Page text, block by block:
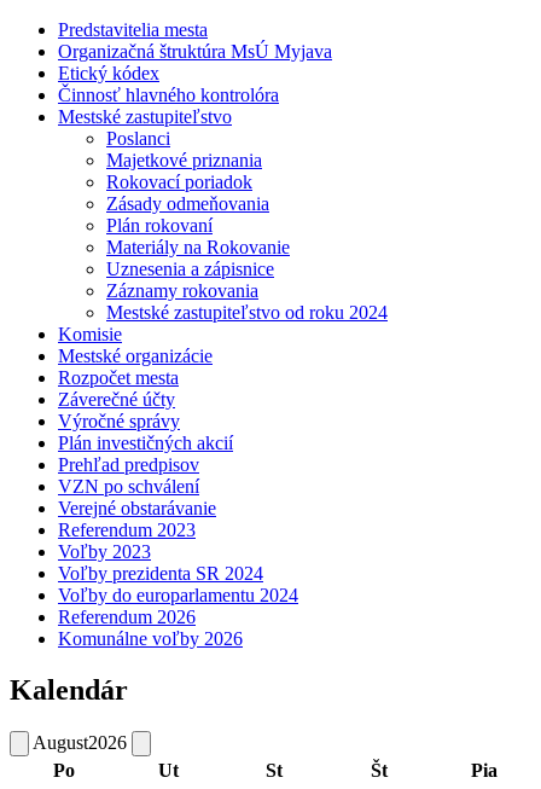
Predstavitelia mesta
Organizačná štruktúra MsÚ Myjava
Etický kódex
Činnosť hlavného kontrolóra
Mestské zastupiteľstvo
Poslanci
Majetkové priznania
Rokovací poriadok
Zásady odmeňovania
Plán rokovaní
Materiály na Rokovanie
Uznesenia a zápisnice
Záznamy rokovania
Mestské zastupiteľstvo od roku 2024
Komisie
Mestské organizácie
Rozpočet mesta
Záverečné účty
Výročné správy
Plán investičných akcií
Prehľad predpisov
VZN po schválení
Verejné obstarávanie
Referendum 2023
Voľby 2023
Voľby prezidenta SR 2024
Voľby do europarlamentu 2024
Referendum 2026
Komunálne voľby 2026
Kalendár
August2026
Po
Ut St Št Pia